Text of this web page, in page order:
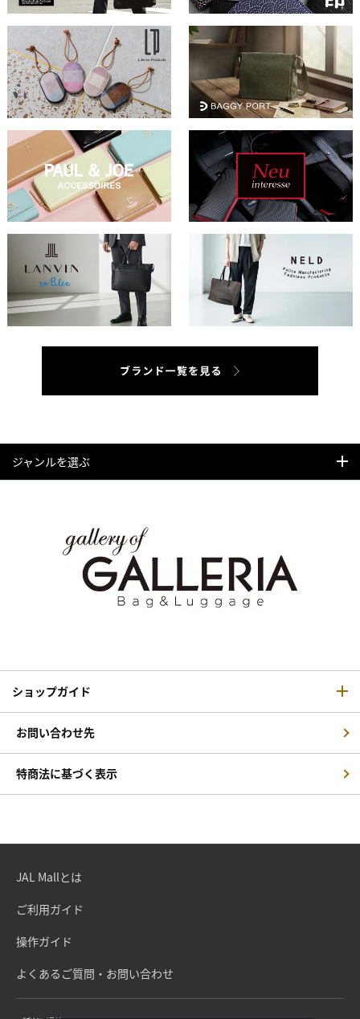
ジャンルを選ぶ
ショップガイド
お問い合わせ先
特商法に基づく表示
JAL Mallとは
ご利用ガイド
操作ガイド
よくあるご質問・お問い合わせ